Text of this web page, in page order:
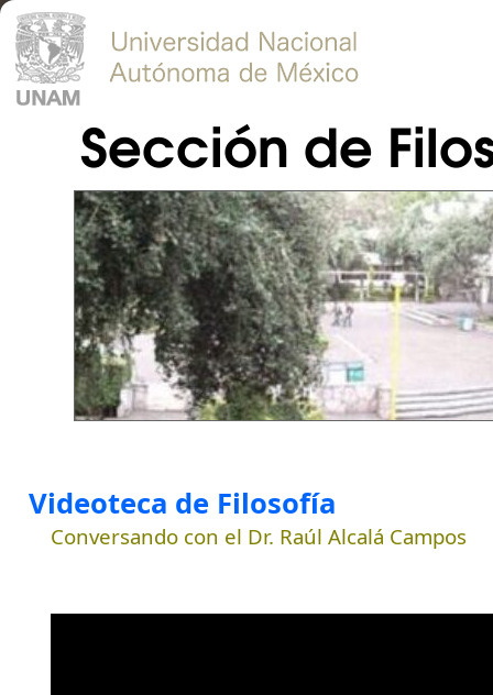
Sección de
Videoteca de Filosofía
Conversando con el Dr. Raúl Alcalá Campos